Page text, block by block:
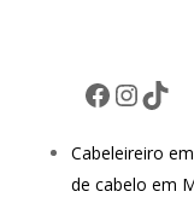
Facebook
Cabeleireiro
de cabelo em